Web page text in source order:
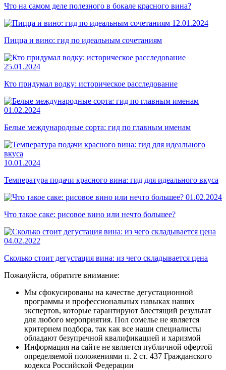
Что на самом деле полезного в бокале красного вина?
12.01.2024
Пицца и вино: гид по идеальным сочетаниям
25.01.2024
Кто придумал водку: историческое расследование
01.02.2024
Белые международные сорта: гид по главным именам
10.01.2024
Температура подачи красного вина: гид для идеального вкуса
01.02.2024
Что такое саке: рисовое вино или нечто большее?
04.02.2022
Сколько стоит дегустация вина: из чего складывается цена
Пожалуйста, обратите внимание:
Мы сфокусированы на качестве дегустационной
программы и профессиональных навыках наших
экспертов, которые гарантируют блестящий результат
для любого мероприятия. Пол сомелье не является
критерием подбора, так как все наши специалисты
обладают безупречной квалификацией и харизмой
Информация на сайте не является публичной офертой
определяемой положениями п. 2 ст. 437 Гражданского
кодекса Российской Федерации